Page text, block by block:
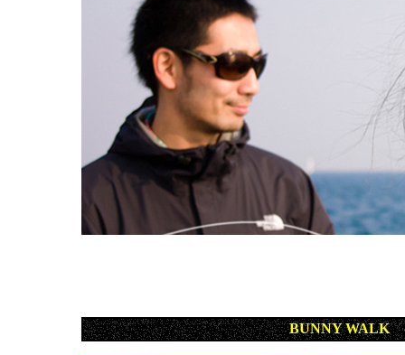
BUNNY WALK -